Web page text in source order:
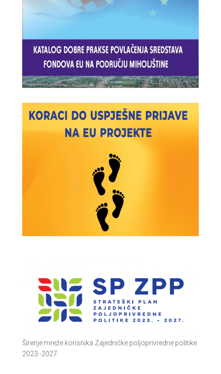
Širenje mreže korisnika Zajedničke poljoprivredne politike
2023.-2027.